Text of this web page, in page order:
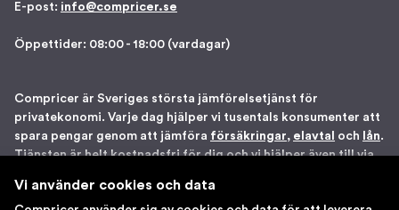
E-post: info@compricer.se
Öppettider: 08:00 - 18:00 (vardagar)
Compricer är Sveriges största jämförelsetjänst för
privatekonomi. Varje dag hjälper vi tusentals konsumenter att
spara pengar genom att jämföra försäkringar, elavtal och lån.
Tjänsten är helt kostnadsfri för dig och vi hjälper även till via
försäkringsdistributör hos Bolagsverket samt står under
Vi använder cookies och data